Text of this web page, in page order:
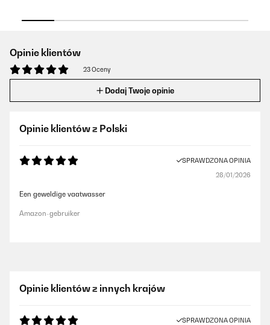
Opinie klientów
23 Oceny
Dodaj Twoje opinie
Opinie klientów z Polski
SPRAWDZONA OPINIA
28/01/2026
Een geweldige vaatwasser
Amazon-gebruiker
Opinie klientów z innych krajów
SPRAWDZONA OPINIA